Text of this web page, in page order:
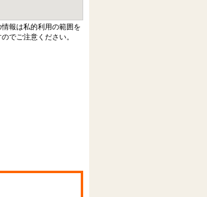
報は私的利用の範囲を
でご注意ください。